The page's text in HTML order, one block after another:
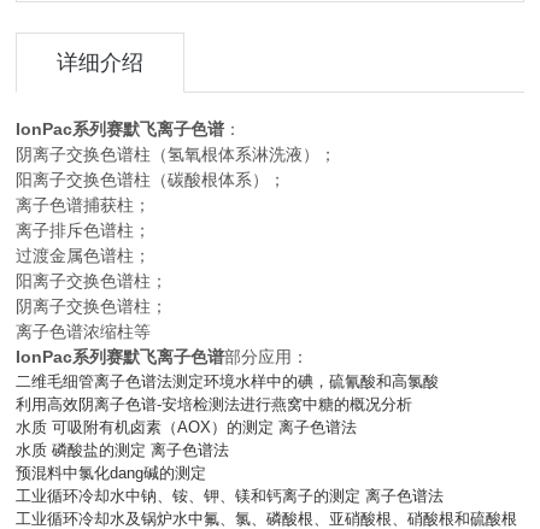
详细介绍
IonPac系列赛默飞离子色谱 ：
阴离子交换色谱柱（氢氧根体系淋洗液）；
阳离子交换色谱柱（碳酸根体系）；
离子色谱捕获柱；
离子排斥色谱柱；
过渡金属色谱柱；
阳离子交换色谱柱；
阴离子交换色谱柱；
离子色谱浓缩柱等
IonPac系列赛默飞离子色谱部分应用：
二维毛细管离子色谱法测定环境水样中的碘，硫氰酸和高氯酸
利用高效阴离子色谱-安培检测法进行燕窝中糖的概况分析
水质 可吸附有机卤素（AOX）的测定 离子色谱法
水质 磷酸盐的测定 离子色谱法
预混料中氯化dang碱的测定
工业循环冷却水中钠、铵、钾、镁和钙离子的测定 离子色谱法
工业循环冷却水及锅炉水中氟、氯、磷酸根、亚硝酸根、硝酸根和硫酸根